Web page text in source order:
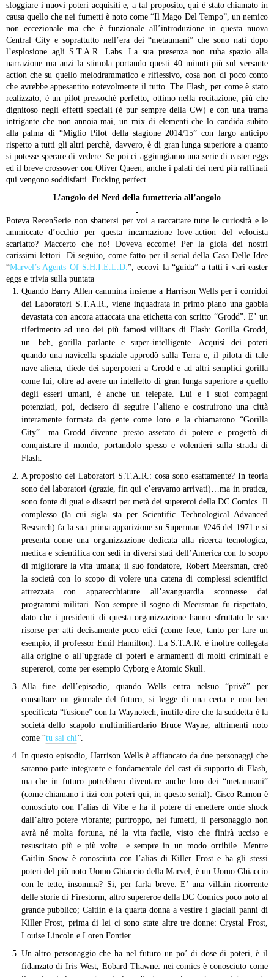
sfoggiare i nuovi poteri acquisiti e, a tal proposito, qui è stato chiamato in
causa quello che nei fumetti è noto come “Il Mago Del Tempo”, un nemico
non eccezionale ma che è funzionale all’introduzione in questa nuova
Central City e soprattutto nell’era dei “metaumani” che sono nati dopo
l’esplosione agli S.T.A.R. Labs. La sua presenza non ruba spazio alla
narrazione ma anzi la stimola portando questi 40 minuti più sul versante
action che su quello melodrammatico e riflessivo, cosa non di poco conto
che avrebbe appesantito notevolmente il tutto. The Flash, per come è stato
realizzato, è un pilot pressoché perfetto, ottimo nella recitazione, più che
dignitoso negli effetti speciali (è pur sempre della CW) e con una trama
intrigante che non annoia mai, un mix di elementi che lo candida subito
alla palma di “Miglio Pilot della stagione 2014/15” con largo anticipo
rispetto a tutti gli altri perchè, davvero, è di gran lunga superiore a quanto
si potesse sperare di vedere. Se poi ci aggiungiamo una serie di easter eggs
ed il breve crossover con Oliver Queen, anche i palati dei nerd più raffinati
qui vengono soddisfatti. Fucking perfect.
L’angolo del Nerd della fumetteria all’angolo
Poteva RecenSerie non sbattersi per voi a raccattare tutte le curiosità e le
ammiccate d’occhio per questa incarnazione love-action del velocista
scarlatto? Maccerto che no! Doveva eccome! Per la gioia dei nostri
carissimi lettori. Di seguito, come fatto per il serial della Casa Delle Idee
“Marvel’s Agents Of S.H.I.E.L.D.”, eccovi la “guida” a tutti i vari easter
eggs e trivia sulla puntata
Quando Barry Allen cammina insieme a Harrison Wells per i corridoi
dei Laboratori S.T.A.R., viene inquadrata in primo piano una gabbia
devastata con ancora attaccata una etichetta con scritto “Grodd”. E’ un
riferimento ad uno dei più famosi villians di Flash: Gorilla Grodd,
un…beh, gorilla parlante e super-intelligente. Acquisì dei poteri
quando una navicella spaziale approdò sulla Terra e, il pilota di tale
nave aliena, diede dei superpoteri a Grodd e ad altri semplici gorilla
come lui; oltre ad avere un intelletto di gran lunga superiore a quello
degli esseri umani, è anche un telepate. Lui e i suoi compagni
potenziati, poi, decisero di seguire l’alieno e costruirono una città
interamente formata da gente come loro e la chiamarono “Gorilla
City”…ma Grodd divenne presto assetato di potere e progettò di
conquistare il mondo, portandolo spesso e volentieri sulla strada di
Flash.
A proposito dei Laboratori S.T.A.R.: cosa sono esattamente? In teoria
sono dei laboratori (grazie, fin qui c’eravamo arrivati)…ma in pratica,
sono fonte di guai e disastri per metà dei supereroi della DC Comics. Il
complesso (la cui sigla sta per Scientific Technological Advanced
Research) fa la sua prima apparizione su Superman #246 del 1971 e si
presenta come una organizzazione dedicata alla ricerca tecnologica,
medica e scientifica con sedi in diversi stati dell’America con lo scopo
di migliorare la vita umana; il suo fondatore, Robert Meersman, creò
la società con lo scopo di volere una catena di complessi scientifici
attrezzata con apparecchiature all’avanguardia sconnesse dai
programmi militari. Non sempre il sogno di Meersman fu rispettato,
dato che i presidenti di questa organizzazione hanno sfruttato le sue
risorse per atti decisamente poco etici (come fece, tanto per fare un
esempio, il professor Emil Hamilton). La S.T.A.R. è inoltre collegata
alla origine o all’upgrade di poteri e armamenti di molti criminali e
supereroi, come per esempio Cyborg e Atomic Skull.
Alla fine dell’episodio, quando Wells entra nelsuo “privè” per
consultare un giornale del futuro, si legge di una certa e non ben
specificata “fusione” con la Waynetech; inutile dire che la suddetta è la
società dello scapolo multimiliardario Bruce Wayne, altrimenti noto
come “tu sai chi”.
In questo episodio, Harrison Wells è affiancato da due personaggi che
saranno parte integrante e fondamentale del cast di supporto di Flash,
ma che in futuro potrebbero diventare anche loro dei “metaumani”
(come chiamano i tizi con poteri qui, in questo serial): Cisco Ramon è
conosciuto con l’alias di Vibe e ha il potere di emettere onde shock
dall’altro potere vibrante; purtroppo, nei fumetti, il personaggio non
avrà né molta fortuna, né la vita facile, visto che finirà ucciso e
resuscitato più e più volte…e sempre in un modo orribile. Mentre
Caitlin Snow è conosciuta con l’alias di Killer Frost e ha gli stessi
poteri del più noto Uomo Ghiaccio della Marvel; è un Uomo Ghiaccio
con le tette, insomma? Si, per farla breve. E’ una villain ricorrente
delle storie di Firestorm, altro supereroe della DC Comics poco noto al
grande pubblico; Caitlin è la quarta donna a vestire i glaciali panni di
Killer Frost, prima di lei ci sono state altre tre donne: Crystal Frost,
Louise Lincoln e Loren Fontier.
Un altro personaggio che ha nel futuro un po’ di dose di poteri, è il
fidanzato di Iris West, Eobard Thawne: nei comics è conosciuto come